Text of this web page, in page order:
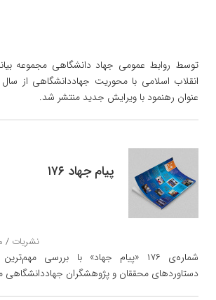
توسط روابط عمومی جهاد دانشگاهی مجموعه
عنوان رهنمود با ویرایش جدید منتشر شد.
پیام جهاد ۱۷۶
نشریات /
شماره‌ی ۱۷۶ «پیام جهاد» با بررسی
دستاوردهای محققان و پژوهشگران جهاددانشگاهی